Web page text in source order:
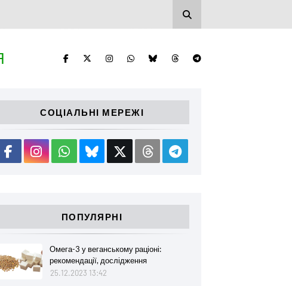
СОЦІАЛЬНІ МЕРЕЖІ
ПОПУЛЯРНІ
Омега-3 у веганському раціоні:
рекомендації, дослідження
25.12.2023 13:42